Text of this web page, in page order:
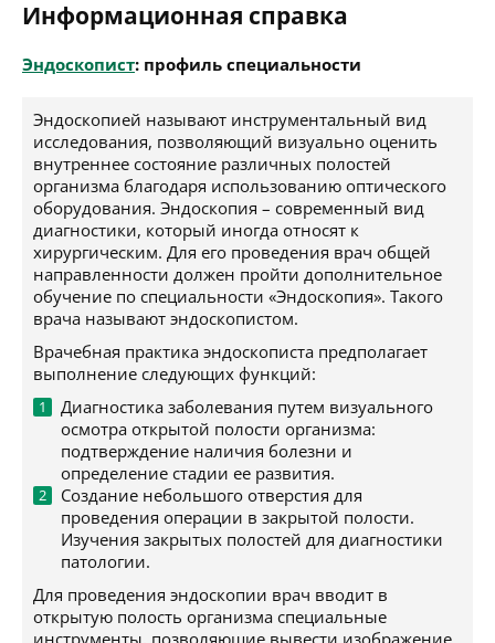
Информационная справка
Эндоскопист: профиль специальности
Эндоскопией называют инструментальный вид
исследования, позволяющий визуально оценить
внутреннее состояние различных полостей
организма благодаря использованию оптического
оборудования. Эндоскопия – современный вид
диагностики, который иногда относят к
хирургическим. Для его проведения врач общей
направленности должен пройти дополнительное
обучение по специальности «Эндоскопия». Такого
врача называют эндоскопистом.
Врачебная практика эндоскописта предполагает
выполнение следующих функций:
Диагностика заболевания путем визуального
осмотра открытой полости организма:
подтверждение наличия болезни и
определение стадии ее развития.
Создание небольшого отверстия для
проведения операции в закрытой полости.
Изучения закрытых полостей для диагностики
патологии.
Для проведения эндоскопии врач вводит в
открытую полость организма специальные
инструменты, позволяющие вывести изображение